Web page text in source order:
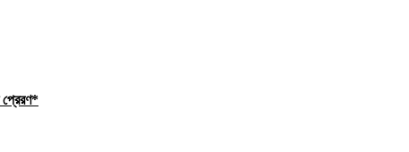
*